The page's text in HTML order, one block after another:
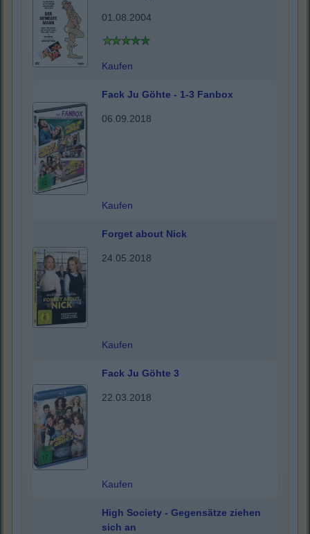
01.08.2004
Kaufen
Fack Ju Göhte - 1-3 Fanbox
06.09.2018
Kaufen
Forget about Nick
24.05.2018
Kaufen
Fack Ju Göhte 3
22.03.2018
Kaufen
High Society - Gegensätze ziehen
sich an